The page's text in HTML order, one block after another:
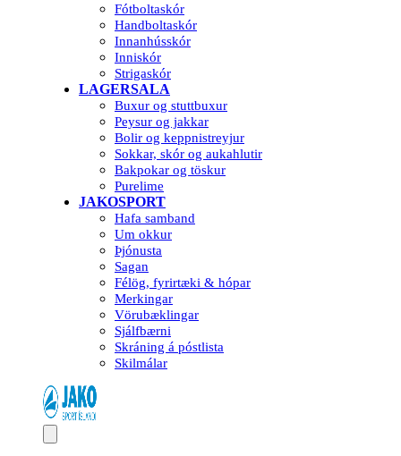
Fótboltaskór
Handboltaskór
Innanhússkór
Inniskór
Strigaskór
LAGERSALA
Buxur og stuttbuxur
Peysur og jakkar
Bolir og keppnistreyjur
Sokkar, skór og aukahlutir
Bakpokar og töskur
Purelime
JAKOSPORT
Hafa samband
Um okkur
Þjónusta
Sagan
Félög, fyrirtæki & hópar
Merkingar
Vörubæklingar
Sjálfbærni
Skráning á póstlista
Skilmálar